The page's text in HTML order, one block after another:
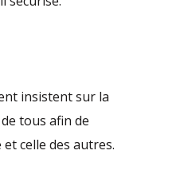
insistent sur la
tous afin de
celle des autres.